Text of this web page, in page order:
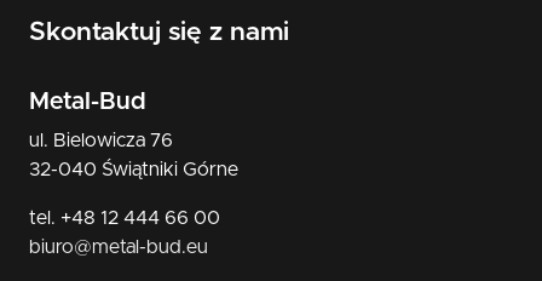
Skontaktuj się z nami
Metal-Bud
ul. Bielowicza 76
32-040 Świątniki Górne
tel. +48 12 444 66 00
biuro@metal-bud.eu